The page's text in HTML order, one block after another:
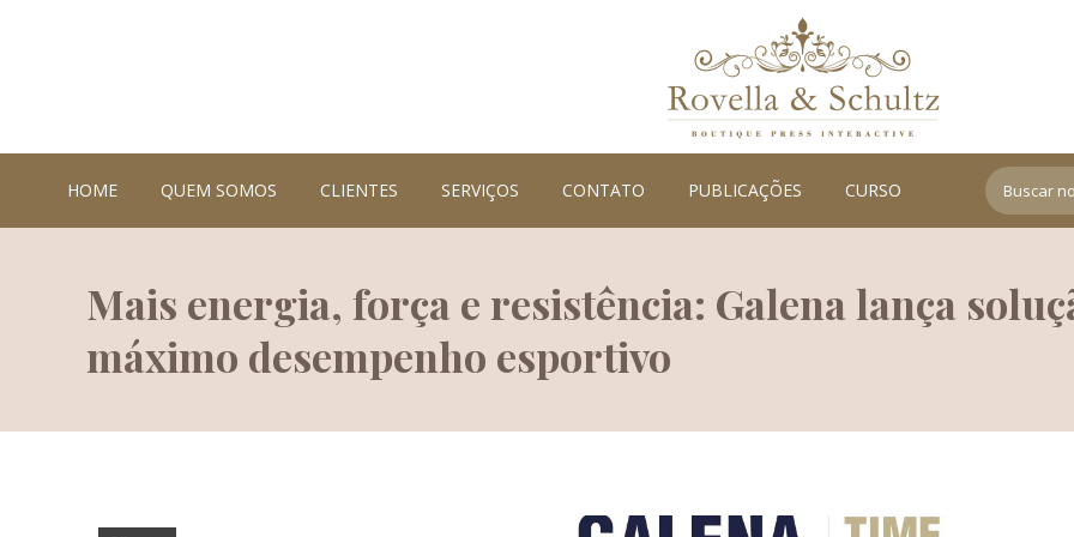
HOME QUEM SOMOS CLIENTES SERVIÇOS CONTATO PUBLICAÇÕES CURSO
Search:
Mais energia, força e resistência: Galena lança
máximo desempenho esportivo